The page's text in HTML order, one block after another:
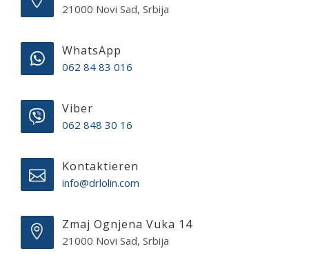
21000 Novi Sad, Srbija
WhatsApp
062 84 83 016
Viber
062 848 30 16
Kontaktieren
info@drlolin.com
Zmaj Ognjena Vuka 14
21000 Novi Sad, Srbija